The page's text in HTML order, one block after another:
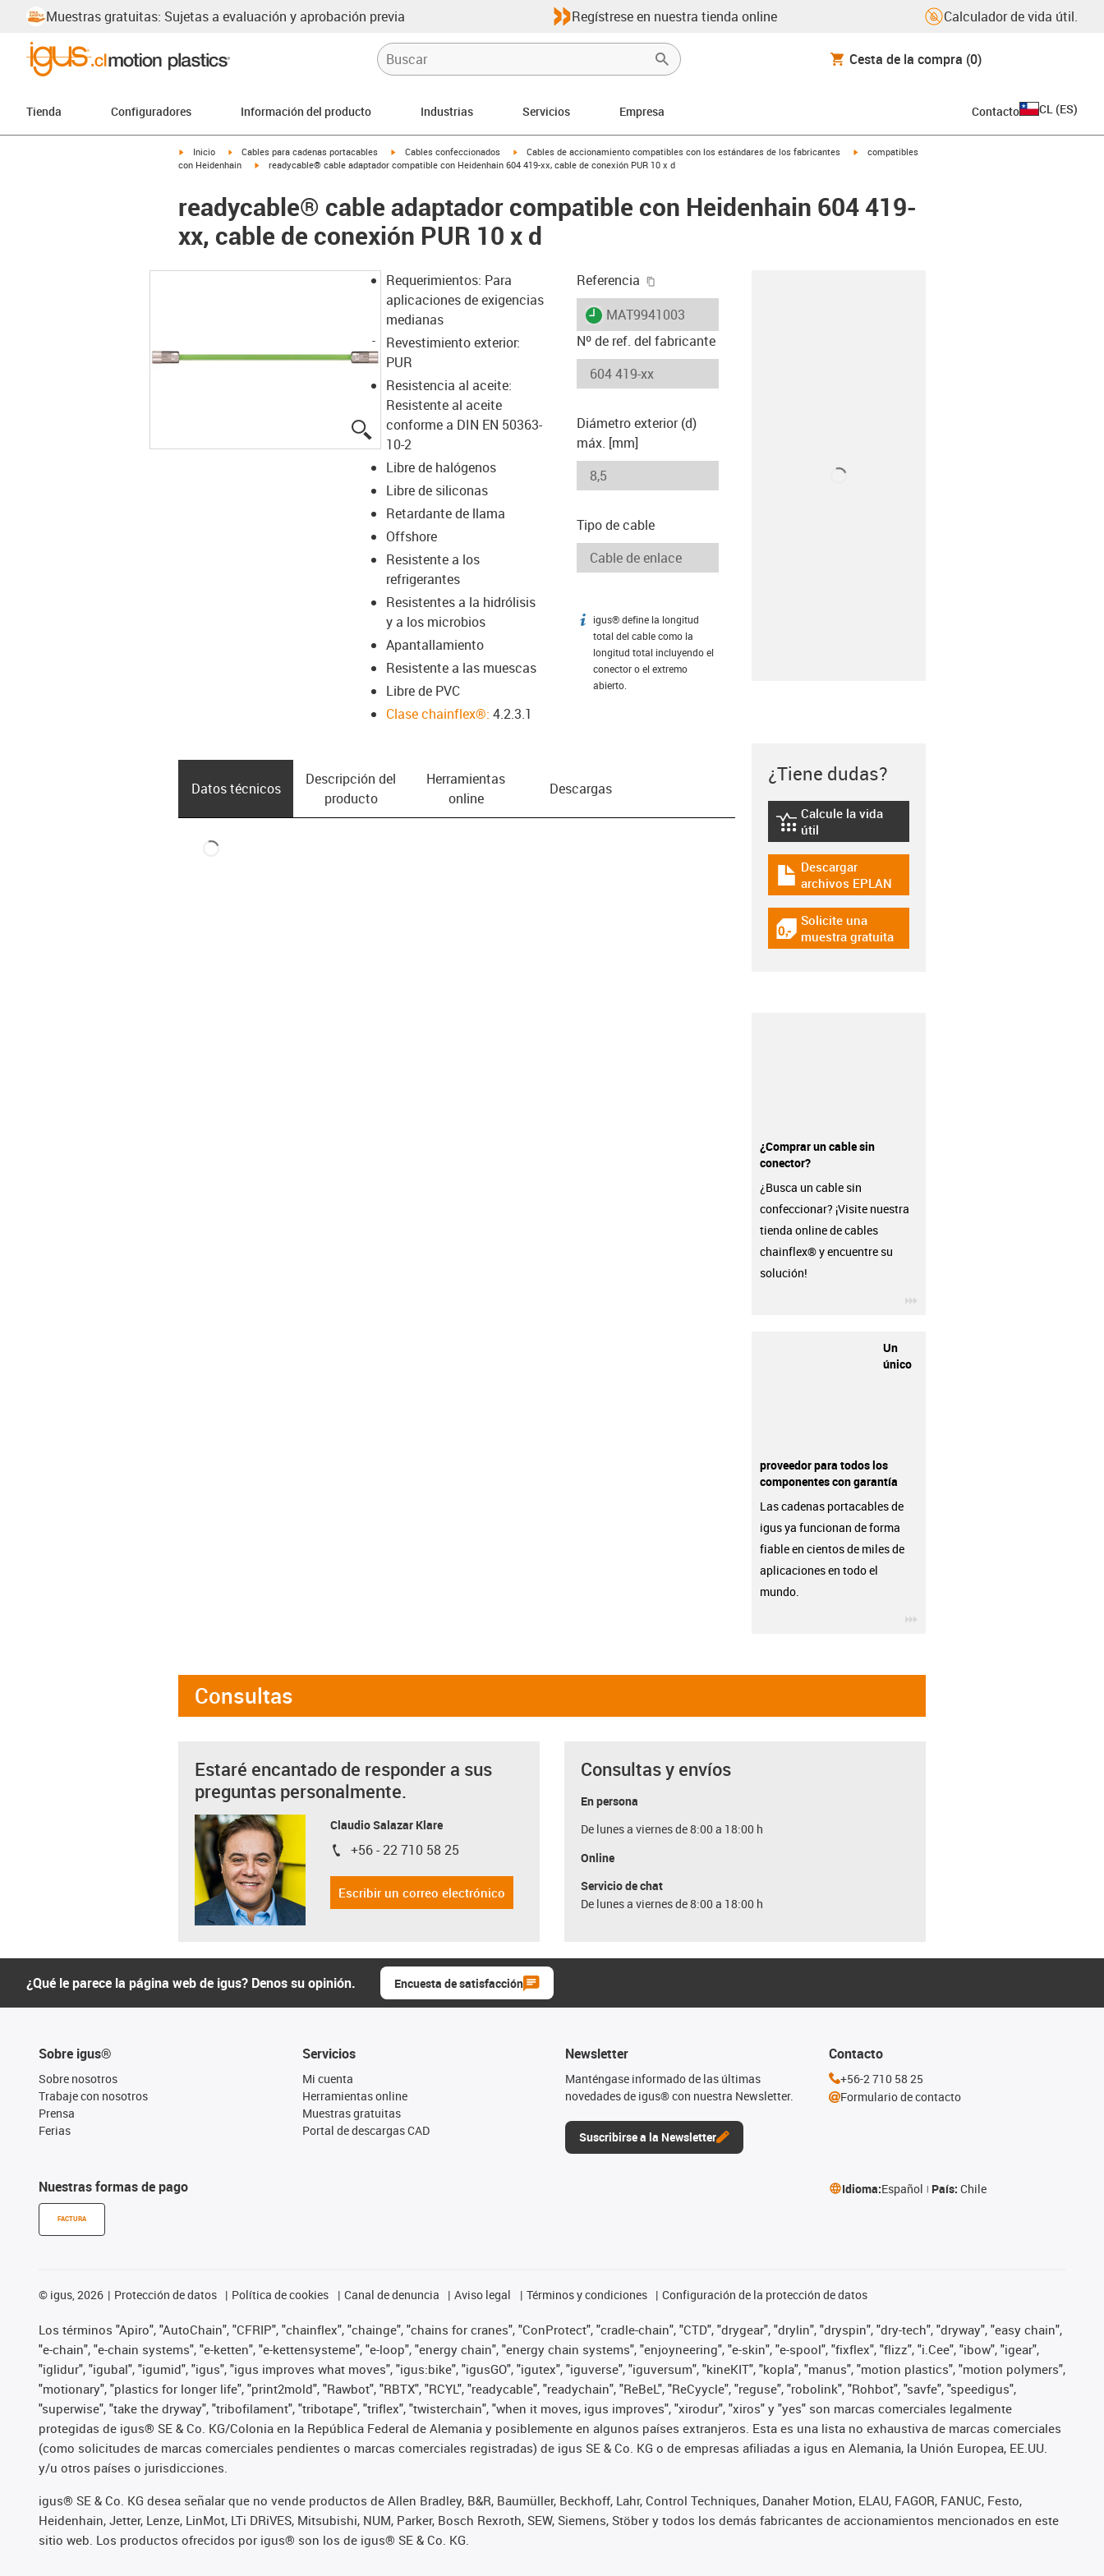
Muestras gratuitas: Sujetas a evaluación y aprobación previa Regístrese en nuestra tienda online Calculador de vida útil.
Cesta de la compra (0)
Tienda Configuradores Información del producto Industrias Servicios Empresa Contacto CL (ES)
igus-icon-arrow-right
Inicio igus-icon-arrow-right
Cables para cadenas portacables igus-icon-arrow-right
Cables confeccionados igus-icon-arrow-right
Cables de accionamiento compatibles con los estándares de los fabricantes igus-icon-arrow-right
compatibles
con Heidenhain
igus-icon-arrow-right
readycable® cable adaptador compatible con Heidenhain 604 419-xx, cable de conexión PUR 10 x d
readycable® cable adaptador compatible con Heidenhain 604 419-
xx, cable de conexión PUR 10 x d
igus-icon-lupe
Requerimientos: Para
aplicaciones de exigencias
medianas
Revestimiento exterior:
PUR
Resistencia al aceite:
Resistente al aceite
conforme a DIN EN 50363-
10-2
Libre de halógenos
Libre de siliconas
Retardante de llama
Offshore
Resistente a los
refrigerantes
Resistentes a la hidrólisis
y a los microbios
Apantallamiento
Resistente a las muescas
Libre de PVC
Clase chainflex®: 4.2.3.1
Referencia
igus-icon-lieferzeit
MAT9941003
Nº de ref. del fabricante
Diámetro exterior (d)
máx. [mm]
Tipo de cable
igus-icon-info
igus® define la longitud
total del cable como la
longitud total incluyendo el
conector o el extremo
abierto.
Datos técnicos
Descripción del
producto
Herramientas
online
Descargas
¿Tiene dudas?
igus-icon-lebensdauerrechner
Calcule la vida
útil
igus-icon-download-plan
Descargar
archivos EPLAN
igus-icon-gratismuster
Solicite una
muestra gratuita
¿Comprar un cable sin
conector?
¿Busca un cable sin
confeccionar? ¡Visite nuestra
tienda online de cables
chainflex® y encuentre su
solución!
Un
único
proveedor para todos los
componentes con garantía
Las cadenas portacables de
igus ya funcionan de forma
fiable en cientos de miles de
aplicaciones en todo el
mundo.
Consultas
Estaré encantado de responder a sus
preguntas personalmente.
Claudio Salazar Klare
igus-icon-phone
+56 - 22 710 58 25
Escribir un correo electrónico
Consultas y envíos
En persona
De lunes a viernes de 8:00 a 18:00 h
Online
Servicio de chat
De lunes a viernes de 8:00 a 18:00 h
¿Qué le parece la página web de igus? Denos su opinión. Encuesta de satisfacción
Sobre igus®
Sobre nosotros
Trabaje con nosotros
Prensa
Ferias
Nuestras formas de pago
FACTURA
Servicios
Mi cuenta
Herramientas online
Muestras gratuitas
Portal de descargas CAD
Newsletter
Manténgase informado de las últimas
novedades de igus® con nuestra Newsletter.
Suscribirse a la Newsletter
Contacto
+56-2 710 58 25
Formulario de contacto
Idioma:Español País: Chile
© igus, 2026 Protección de datos Política de cookies Canal de denuncia Aviso legal Términos y condiciones Configuración de la protección de datos
Los términos "Apiro", "AutoChain", "CFRIP", "chainflex", "chainge", "chains for cranes", "ConProtect", "cradle-chain", "CTD", "drygear", "drylin", "dryspin", "dry-tech", "dryway", "easy chain",
"e-chain", "e-chain systems", "e-ketten", "e-kettensysteme", "e-loop", "energy chain", "energy chain systems", "enjoyneering", "e-skin", "e-spool", "fixflex", "flizz", "i.Cee", "ibow", "igear",
"iglidur", "igubal", "igumid", "igus", "igus improves what moves", "igus:bike", "igusGO", "igutex", "iguverse", "iguversum", "kineKIT", "kopla", "manus", "motion plastics", "motion polymers",
"motionary", "plastics for longer life", "print2mold", "Rawbot", "RBTX", "RCYL", "readycable", "readychain", "ReBeL", "ReCyycle", "reguse", "robolink", "Rohbot", "savfe", "speedigus",
"superwise", "take the dryway", "tribofilament", "tribotape", "triflex", "twisterchain", "when it moves, igus improves", "xirodur", "xiros" y "yes" son marcas comerciales legalmente
protegidas de igus® SE & Co. KG/Colonia en la República Federal de Alemania y posiblemente en algunos países extranjeros. Esta es una lista no exhaustiva de marcas comerciales
(como solicitudes de marcas comerciales pendientes o marcas comerciales registradas) de igus SE & Co. KG o de empresas afiliadas a igus en Alemania, la Unión Europea, EE.UU.
y/u otros países o jurisdicciones.
igus® SE & Co. KG desea señalar que no vende productos de Allen Bradley, B&R, Baumüller, Beckhoff, Lahr, Control Techniques, Danaher Motion, ELAU, FAGOR, FANUC, Festo,
Heidenhain, Jetter, Lenze, LinMot, LTi DRiVES, Mitsubishi, NUM, Parker, Bosch Rexroth, SEW, Siemens, Stöber y todos los demás fabricantes de accionamientos mencionados en este
sitio web. Los productos ofrecidos por igus® son los de igus® SE & Co. KG.